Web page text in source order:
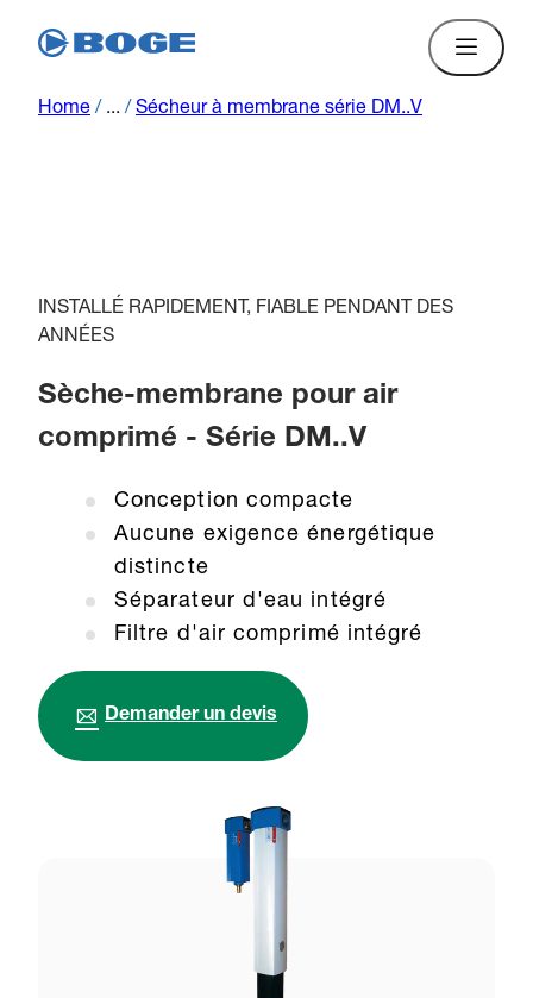
Home / ... / Sécheur à membrane série DM..V
INSTALLÉ RAPIDEMENT, FIABLE PENDANT DES
ANNÉES
Sèche-membrane pour air
comprimé - Série DM..V
Conception compacte
Aucune exigence énergétique
distincte
Séparateur d'eau intégré
Filtre d'air comprimé intégré
Demander un devis